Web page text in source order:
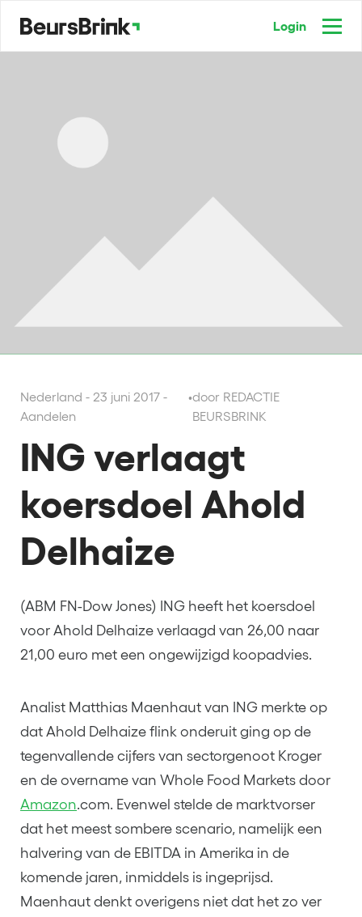
Login
Nederland - 23 juni 2017 -
Aandelen
•door REDACTIE
BEURSBRINK
ING verlaagt
koersdoel Ahold
Delhaize
(ABM FN-Dow Jones) ING heeft het koersdoel
voor Ahold Delhaize verlaagd van 26,00 naar
21,00 euro met een ongewijzigd koopadvies.
Analist Matthias Maenhaut van ING merkte op
dat Ahold Delhaize flink onderuit ging op de
tegenvallende cijfers van sectorgenoot Kroger
en de overname van Whole Food Markets door
Amazon.com. Evenwel stelde de marktvorser
dat het meest sombere scenario, namelijk een
halvering van de EBITDA in Amerika in de
komende jaren, inmiddels is ingeprijsd.
Maenhaut denkt overigens niet dat het zo ver